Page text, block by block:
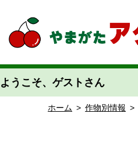
ようこそ、ゲストさん
ホーム > 作物別情報 >